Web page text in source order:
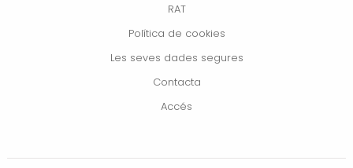
RAT
Política de cookies
Les seves dades segures
Contacta
Accés